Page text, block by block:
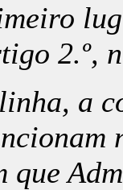
2.º,
a
que